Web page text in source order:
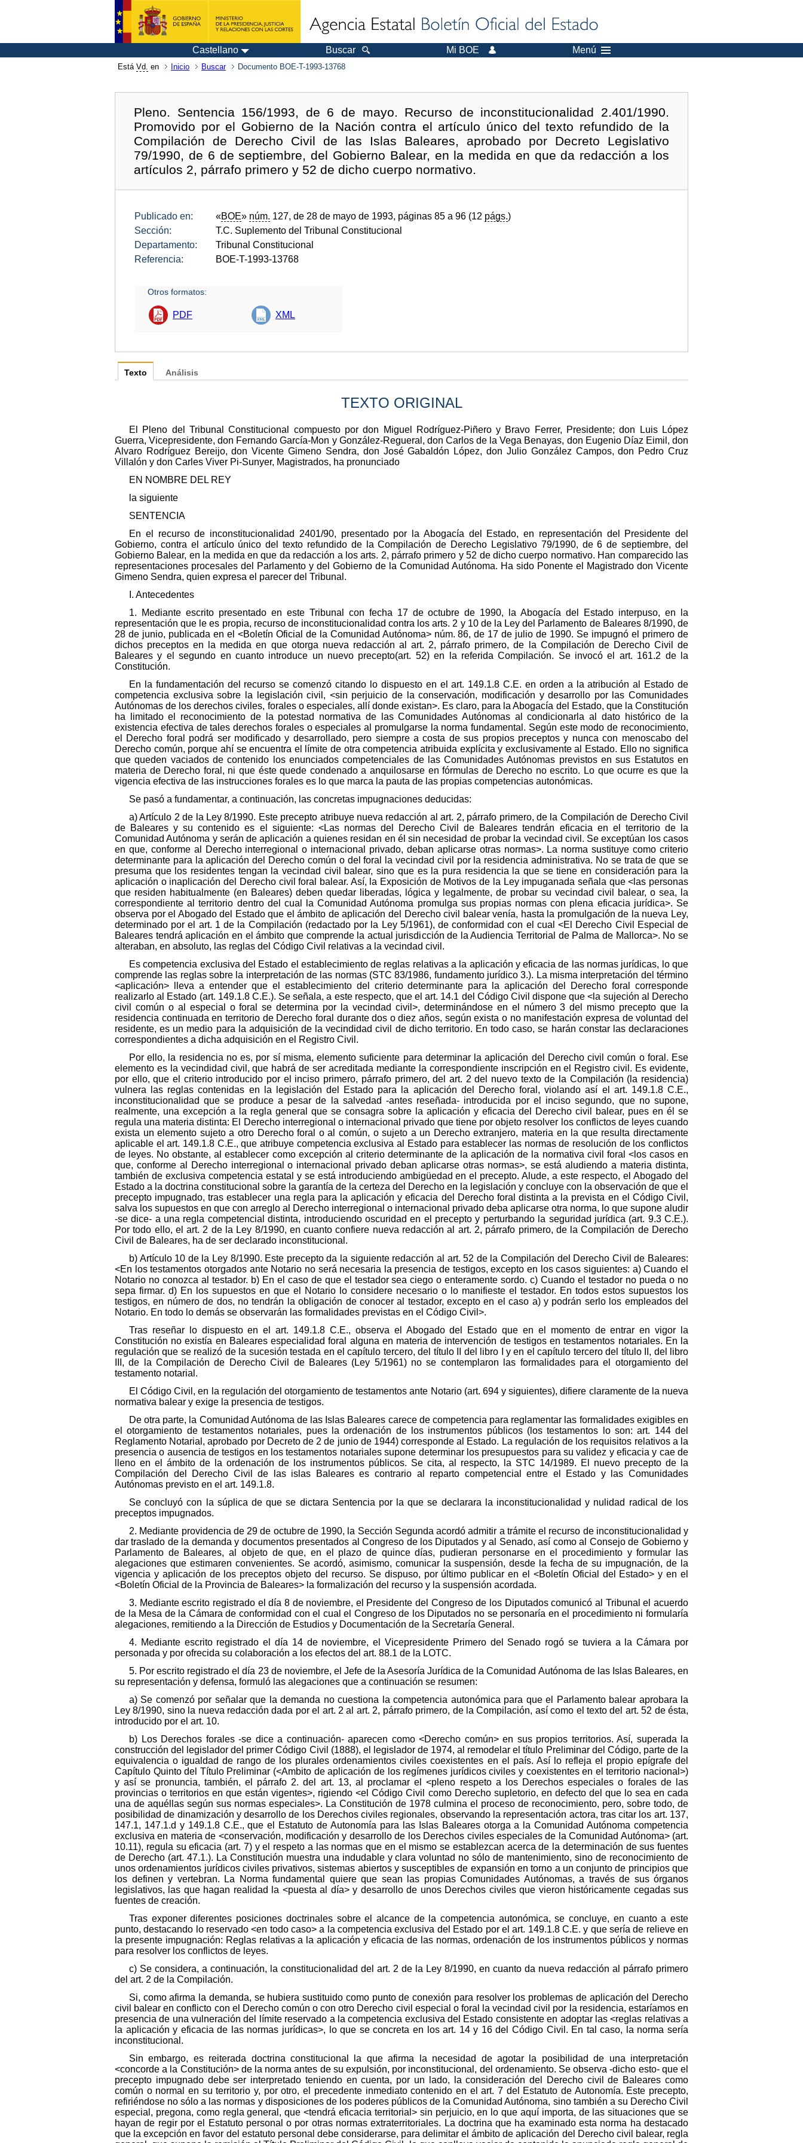
Castellano Buscar Mi BOE Menú
Está Vd. en Inicio Buscar Documento BOE-T-1993-13768
Pleno. Sentencia 156/1993, de 6 de mayo. Recurso de inconstitucionalidad 2.401/1990.
Promovido por el Gobierno de la Nación contra el artículo único del texto refundido de la
Compilación de Derecho Civil de las Islas Baleares, aprobado por Decreto Legislativo
79/1990, de 6 de septiembre, del Gobierno Balear, en la medida en que da redacción a los
artículos 2, párrafo primero y 52 de dicho cuerpo normativo.
Publicado en: «BOE» núm. 127, de 28 de mayo de 1993, páginas 85 a 96 (12 págs.)
Sección:
T.C. Suplemento del Tribunal Constitucional
Departamento:
Tribunal Constitucional
Referencia:
BOE-T-1993-13768
Otros formatos:
PDF XML
Texto
TEXTO ORIGINAL
El Pleno del Tribunal Constitucional compuesto por don Miguel Rodríguez-Piñero y Bravo Ferrer, Presidente; don Luis López
Guerra, Vicepresidente, don Fernando García-Mon y González-Regueral, don Carlos de la Vega Benayas, don Eugenio Díaz Eimil, don
Alvaro Rodríguez Bereijo, don Vicente Gimeno Sendra, don José Gabaldón López, don Julio González Campos, don Pedro Cruz
Villalón y don Carles Viver Pi-Sunyer, Magistrados, ha pronunciado
EN NOMBRE DEL REY
la siguiente
SENTENCIA
En el recurso de inconstitucionalidad 2401/90, presentado por la Abogacía del Estado, en representación del Presidente del
Gobierno, contra el artículo único del texto refundido de la Compilación de Derecho Legislativo 79/1990, de 6 de septiembre, del
Gobierno Balear, en la medida en que da redacción a los arts. 2, párrafo primero y 52 de dicho cuerpo normativo. Han comparecido las
representaciones procesales del Parlamento y del Gobierno de la Comunidad Autónoma. Ha sido Ponente el Magistrado don Vicente
Gimeno Sendra, quien expresa el parecer del Tribunal.
I. Antecedentes
1. Mediante escrito presentado en este Tribunal con fecha 17 de octubre de 1990, la Abogacía del Estado interpuso, en la
representación que le es propia, recurso de inconstitucionalidad contra los arts. 2 y 10 de la Ley del Parlamento de Baleares 8/1990, de
28 de junio, publicada en el <Boletín Oficial de la Comunidad Autónoma> núm. 86, de 17 de julio de 1990. Se impugnó el primero de
dichos preceptos en la medida en que otorga nueva redacción al art. 2, párrafo primero, de la Compilación de Derecho Civil de
Baleares y el segundo en cuanto introduce un nuevo precepto(art. 52) en la referida Compilación. Se invocó el art. 161.2 de la
Constitución.
En la fundamentación del recurso se comenzó citando lo dispuesto en el art. 149.1.8 C.E. en orden a la atribución al Estado de
competencia exclusiva sobre la legislación civil, <sin perjuicio de la conservación, modificación y desarrollo por las Comunidades
Autónomas de los derechos civiles, forales o especiales, allí donde existan>. Es claro, para la Abogacía del Estado, que la Constitución
ha limitado el reconocimiento de la potestad normativa de las Comunidades Autónomas al condicionarla al dato histórico de la
existencia efectiva de tales derechos forales o especiales al promulgarse la norma fundamental. Según este modo de reconocimiento,
el Derecho foral podrá ser modificado y desarrollado, pero siempre a costa de sus propios preceptos y nunca con menoscabo del
Derecho común, porque ahí se encuentra el límite de otra competencia atribuida explícita y exclusivamente al Estado. Ello no significa
que queden vaciados de contenido los enunciados competenciales de las Comunidades Autónomas previstos en sus Estatutos en
materia de Derecho foral, ni que éste quede condenado a anquilosarse en fórmulas de Derecho no escrito. Lo que ocurre es que la
vigencia efectiva de las instrucciones forales es lo que marca la pauta de las propias competencias autonómicas.
Se pasó a fundamentar, a continuación, las concretas impugnaciones deducidas:
a) Artículo 2 de la Ley 8/1990. Este precepto atribuye nueva redacción al art. 2, párrafo primero, de la Compilación de Derecho Civil
de Baleares y su contenido es el siguiente: <Las normas del Derecho Civil de Baleares tendrán eficacia en el territorio de la
Comunidad Autónoma y serán de aplicación a quienes residan en él sin necesidad de probar la vecindad civil. Se exceptúan los casos
en que, conforme al Derecho interregional o internacional privado, deban aplicarse otras normas>. La norma sustituye como criterio
determinante para la aplicación del Derecho común o del foral la vecindad civil por la residencia administrativa. No se trata de que se
presuma que los residentes tengan la vecindad civil balear, sino que es la pura residencia la que se tiene en consideración para la
aplicación o inaplicación del Derecho civil foral balear. Así, la Exposición de Motivos de la Ley impuganada señala que <las personas
que residen habitualmente (en Baleares) deben quedar liberadas, lógica y legalmente, de probar su vecindad civil balear, o sea, la
correspondiente al territorio dentro del cual la Comunidad Autónoma promulga sus propias normas con plena eficacia jurídica>. Se
observa por el Abogado del Estado que el ámbito de aplicación del Derecho civil balear venía, hasta la promulgación de la nueva Ley,
determinado por el art. 1 de la Compilación (redactado por la Ley 5/1961), de conformidad con el cual <El Derecho Civil Especial de
Baleares tendrá aplicación en el ámbito que comprende la actual jurisdicción de la Audiencia Territorial de Palma de Mallorca>. No se
alteraban, en absoluto, las reglas del Código Civil relativas a la vecindad civil.
Es competencia exclusiva del Estado el establecimiento de reglas relativas a la aplicación y eficacia de las normas jurídicas, lo que
comprende las reglas sobre la interpretación de las normas (STC 83/1986, fundamento jurídico 3.). La misma interpretación del término
<aplicación> lleva a entender que el establecimiento del criterio determinante para la aplicación del Derecho foral corresponde
realizarlo al Estado (art. 149.1.8 C.E.). Se señala, a este respecto, que el art. 14.1 del Código Civil dispone que <la sujeción al Derecho
civil común o al especial o foral se determina por la vecindad civil>, determinándose en el número 3 del mismo precepto que la
residencia continuada en territorio de Derecho foral durante dos o diez años, según exista o no manifestación expresa de voluntad del
residente, es un medio para la adquisición de la vecindidad civil de dicho territorio. En todo caso, se harán constar las declaraciones
correspondientes a dicha adquisición en el Registro Civil.
Por ello, la residencia no es, por sí misma, elemento suficiente para determinar la aplicación del Derecho civil común o foral. Ese
elemento es la vecindidad civil, que habrá de ser acreditada mediante la correspondiente inscripción en el Registro civil. Es evidente,
por ello, que el criterio introducido por el inciso primero, párrafo primero, del art. 2 del nuevo texto de la Compilación (la residencia)
vulnera las reglas contenidas en la legislación del Estado para la aplicación del Derecho foral, violando así el art. 149.1.8 C.E.,
inconstitucionalidad que se produce a pesar de la salvedad -antes reseñada- introducida por el inciso segundo, que no supone,
realmente, una excepción a la regla general que se consagra sobre la aplicación y eficacia del Derecho civil balear, pues en él se
regula una materia distinta: El Derecho interregional o internacional privado que tiene por objeto resolver los conflictos de leyes cuando
exista un elemento sujeto a otro Derecho foral o al común, o sujeto a un Derecho extranjero, materia en la que resulta directamente
aplicable el art. 149.1.8 C.E., que atribuye competencia exclusiva al Estado para establecer las normas de resolución de los conflictos
de leyes. No obstante, al establecer como excepción al criterio determinante de la aplicación de la normativa civil foral <los casos en
que, conforme al Derecho interregional o internacional privado deban aplicarse otras normas>, se está aludiendo a materia distinta,
también de exclusiva competencia estatal y se está introduciendo ambigüedad en el precepto. Alude, a este respecto, el Abogado del
Estado a la doctrina constitucional sobre la garantía de la certeza del Derecho en la legislación y concluye con la observación de que el
precepto impugnado, tras establecer una regla para la aplicación y eficacia del Derecho foral distinta a la prevista en el Código Civil,
salva los supuestos en que con arreglo al Derecho interregional o internacional privado deba aplicarse otra norma, lo que supone aludir
-se dice- a una regla competencial distinta, introduciendo oscuridad en el precepto y perturbando la seguridad jurídica (art. 9.3 C.E.).
Por todo ello, el art. 2 de la Ley 8/1990, en cuanto confiere nueva redacción al art. 2, párrafo primero, de la Compilación de Derecho
Civil de Baleares, ha de ser declarado inconstitucional.
b) Artículo 10 de la Ley 8/1990. Este precepto da la siguiente redacción al art. 52 de la Compilación del Derecho Civil de Baleares:
<En los testamentos otorgados ante Notario no será necesaria la presencia de testigos, excepto en los casos siguientes: a) Cuando el
Notario no conozca al testador. b) En el caso de que el testador sea ciego o enteramente sordo. c) Cuando el testador no pueda o no
sepa firmar. d) En los supuestos en que el Notario lo considere necesario o lo manifieste el testador. En todos estos supuestos los
testigos, en número de dos, no tendrán la obligación de conocer al testador, excepto en el caso a) y podrán serlo los empleados del
Notario. En todo lo demás se observarán las formalidades previstas en el Código Civil>.
Tras reseñar lo dispuesto en el art. 149.1.8 C.E., observa el Abogado del Estado que en el momento de entrar en vigor la
Constitución no existía en Baleares especialidad foral alguna en materia de intervención de testigos en testamentos notariales. En la
regulación que se realizó de la sucesión testada en el capítulo tercero, del título II del libro I y en el capítulo tercero del título II, del libro
III, de la Compilación de Derecho Civil de Baleares (Ley 5/1961) no se contemplaron las formalidades para el otorgamiento del
testamento notarial.
El Código Civil, en la regulación del otorgamiento de testamentos ante Notario (art. 694 y siguientes), difiere claramente de la nueva
normativa balear y exige la presencia de testigos.
De otra parte, la Comunidad Autónoma de las Islas Baleares carece de competencia para reglamentar las formalidades exigibles en
el otorgamiento de testamentos notariales, pues la ordenación de los instrumentos públicos (los testamentos lo son: art. 144 del
Reglamento Notarial, aprobado por Decreto de 2 de junio de 1944) corresponde al Estado. La regulación de los requisitos relativos a la
presencia o ausencia de testigos en los testamentos notariales supone determinar los presupuestos para su validez y eficacia y cae de
lleno en el ámbito de la ordenación de los instrumentos públicos. Se cita, al respecto, la STC 14/1989. El nuevo precepto de la
Compilación del Derecho Civil de las islas Baleares es contrario al reparto competencial entre el Estado y las Comunidades
Autónomas previsto en el art. 149.1.8.
Se concluyó con la súplica de que se dictara Sentencia por la que se declarara la inconstitucionalidad y nulidad radical de los
preceptos impugnados.
2. Mediante providencia de 29 de octubre de 1990, la Sección Segunda acordó admitir a trámite el recurso de inconstitucionalidad y
dar traslado de la demanda y documentos presentados al Congreso de los Diputados y al Senado, así como al Consejo de Gobierno y
Parlamento de Baleares, al objeto de que, en el plazo de quince días, pudieran personarse en el procedimiento y formular las
alegaciones que estimaren convenientes. Se acordó, asimismo, comunicar la suspensión, desde la fecha de su impugnación, de la
vigencia y aplicación de los preceptos objeto del recurso. Se dispuso, por último publicar en el <Boletín Oficial del Estado> y en el
<Boletín Oficial de la Provincia de Baleares> la formalización del recurso y la suspensión acordada.
3. Mediante escrito registrado el día 8 de noviembre, el Presidente del Congreso de los Diputados comunicó al Tribunal el acuerdo
de la Mesa de la Cámara de conformidad con el cual el Congreso de los Diputados no se personaría en el procedimiento ni formularía
alegaciones, remitiendo a la Dirección de Estudios y Documentación de la Secretaría General.
4. Mediante escrito registrado el día 14 de noviembre, el Vicepresidente Primero del Senado rogó se tuviera a la Cámara por
personada y por ofrecida su colaboración a los efectos del art. 88.1 de la LOTC.
5. Por escrito registrado el día 23 de noviembre, el Jefe de la Asesoría Jurídica de la Comunidad Autónoma de las Islas Baleares, en
su representación y defensa, formuló las alegaciones que a continuación se resumen:
a) Se comenzó por señalar que la demanda no cuestiona la competencia autonómica para que el Parlamento balear aprobara la
Ley 8/1990, sino la nueva redacción dada por el art. 2 al art. 2, párrafo primero, de la Compilación, así como el texto del art. 52 de ésta,
introducido por el art. 10.
b) Los Derechos forales -se dice a continuación- aparecen como <Derecho común> en sus propios territorios. Así, superada la
construcción del legislador del primer Código Civil (1888), el legislador de 1974, al remodelar el título Preliminar del Código, parte de la
equivalencia o igualdad de rango de los plurales ordenamientos civiles coexistentes en el país. Así lo refleja el propio epígrafe del
Capítulo Quinto del Título Preliminar (<Ambito de aplicación de los regímenes jurídicos civiles y coexistentes en el territorio nacional>)
y así se pronuncia, también, el párrafo 2. del art. 13, al proclamar el <pleno respeto a los Derechos especiales o forales de las
provincias o territorios en que están vigentes>, rigiendo <el Código Civil como Derecho supletorio, en defecto del que lo sea en cada
una de aquéllas según sus normas especiales>. La Constitución de 1978 culmina el proceso de reconocimiento, pero, sobre todo, de
posibilidad de dinamización y desarrollo de los Derechos civiles regionales, observando la representación actora, tras citar los art. 137,
147.1, 147.1.d y 149.1.8 C.E., que el Estatuto de Autonomía para las Islas Baleares otorga a la Comunidad Autónoma competencia
exclusiva en materia de <conservación, modificación y desarrollo de los Derechos civiles especiales de la Comunidad Autónoma> (art.
10.11), regula su eficacia (art. 7) y el respeto a las normas que en el mismo se establezcan acerca de la determinación de sus fuentes
de Derecho (art. 47.1.). La Constitución muestra una indudable y clara voluntad no sólo de mantenimiento, sino de reconocimiento de
unos ordenamientos jurídicos civiles privativos, sistemas abiertos y susceptibles de expansión en torno a un conjunto de principios que
los definen y vertebran. La Norma fundamental quiere que sean las propias Comunidades Autónomas, a través de sus órganos
legislativos, las que hagan realidad la <puesta al día> y desarrollo de unos Derechos civiles que vieron históricamente cegadas sus
fuentes de creación.
Tras exponer diferentes posiciones doctrinales sobre el alcance de la competencia autonómica, se concluye, en cuanto a este
punto, destacando lo reservado <en todo caso> a la competencia exclusiva del Estado por el art. 149.1.8 C.E. y que sería de relieve en
la presente impugnación: Reglas relativas a la aplicación y eficacia de las normas, ordenación de los instrumentos públicos y normas
para resolver los conflictos de leyes.
c) Se considera, a continuación, la constitucionalidad del art. 2 de la Ley 8/1990, en cuanto da nueva redacción al párrafo primero
del art. 2 de la Compilación.
Si, como afirma la demanda, se hubiera sustituido como punto de conexión para resolver los problemas de aplicación del Derecho
civil balear en conflicto con el Derecho común o con otro Derecho civil especial o foral la vecindad civil por la residencia, estaríamos en
presencia de una vulneración del límite reservado a la competencia exclusiva del Estado consistente en adoptar las <reglas relativas a
la aplicación y eficacia de las normas jurídicas>, lo que se concreta en los art. 14 y 16 del Código Civil. En tal caso, la norma sería
inconstitucional.
Sin embargo, es reiterada doctrina constitucional la que afirma la necesidad de agotar la posibilidad de una interpretación
<concorde a la Constitución> de la norma antes de su expulsión, por inconstitucional, del ordenamiento. Se observa -dicho esto- que el
precepto impugnado debe ser interpretado teniendo en cuenta, por un lado, la consideración del Derecho civil de Baleares como
común o normal en su territorio y, por otro, el precedente inmediato contenido en el art. 7 del Estatuto de Autonomía. Este precepto,
refiriéndose no sólo a las normas y disposiciones de los poderes públicos de la Comunidad Autónoma, sino también a su Derecho Civil
especial, pregona, como regla general, que <tendrá eficacia territorial> sin perjuicio, en lo que aquí importa, de las situaciones que se
hayan de regir por el Estatuto personal o por otras normas extraterritoriales. La doctrina que ha examinado esta norma ha destacado
que la excepción en favor del estatuto personal debe considerarse, para delimitar el ámbito de aplicación del Derecho civil balear, regla
Análisis